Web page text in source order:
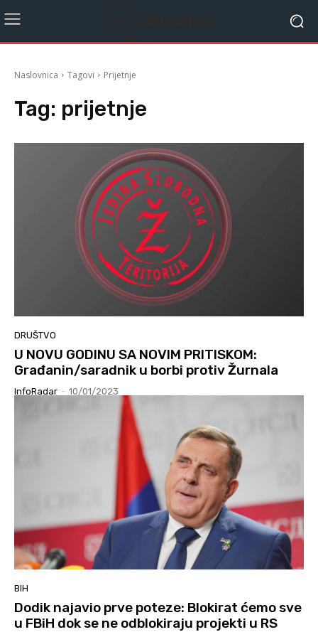
Naslovnica Tagovi Prijetnje
Tag: prijetnje
DRUŠTVO
U NOVU GODINU SA NOVIM PRITISKOM:
Građanin/saradnik u borbi protiv Žurnala
InfoRadar - 10/01/2023
BIH
Dodik najavio prve poteze: Blokirat ćemo sve
u FBiH dok se ne odblokiraju projekti u RS